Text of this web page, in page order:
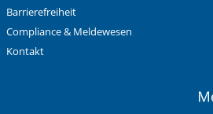
Barrierefreiheit
Compliance & Meldewesen
Kontakt